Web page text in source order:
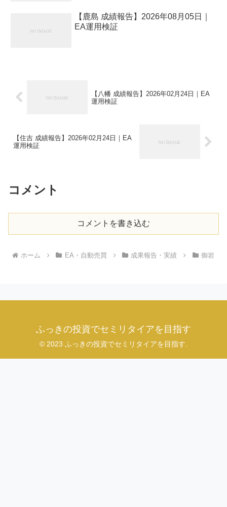
【鹿島 成績報告】2026年08月05日｜
EA運用検証
【八幡 成績報告】2026年02月24日｜EA
運用検証
【住吉 成績報告】2026年02月24日｜EA
運用検証
コメント
コメントを書き込む
ホーム EA・自動売買 成果報告・実績 御岩
ふっきの投資でセミリタイアを目指す
© 2023 ふっきの投資でセミリタイアを目指す.